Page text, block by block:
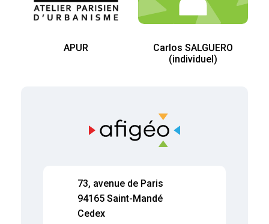
APUR
Carlos SALGUERO
(individuel)
73, avenue de Paris
94165 Saint-Mandé
Cedex